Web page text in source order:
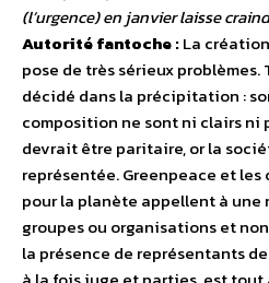
(l’urgence) en janvier laisse
Autorité fantoche :La
pose de très sérieux
décidé dans la précipitation :
composition ne sont ni clairs
devrait être paritaire, or la
représentée. Greenpeace et les
pour la planète appellent à
groupes ou organisations et
la présence de représentants